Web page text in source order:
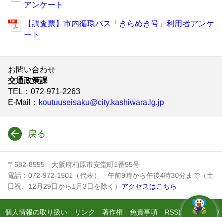
アンケート
【調査票】市内循環バス「きらめき号」利用者アンケ
ート
お問い合わせ
交通政策課
TEL ：072-971-2263
E-Mail
： koutuuseisaku@city.kashiwara.lg.jp
戻る
〒582-8555 大阪府柏原市安堂町1番55号
電話：072-972-1501（代表） 午前9時から午後4時30分まで（土
日祝、12月29日から1月3日を除く） アクセスはこちら
個人情報の取り扱い リンク 著作権 免責事項 RSSについて ウ